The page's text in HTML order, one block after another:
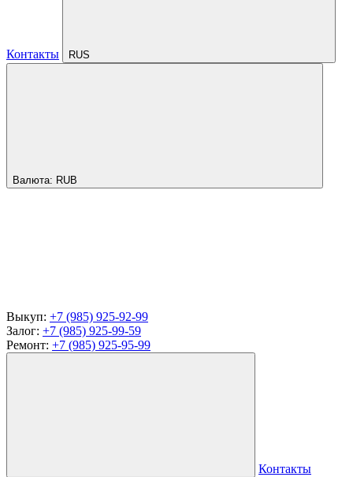
Контакты RUS
Валюта: RUB
Выкуп: +7 (985) 925-92-99
Залог: +7 (985) 925-99-59
Ремонт: +7 (985) 925-95-99
Контакты